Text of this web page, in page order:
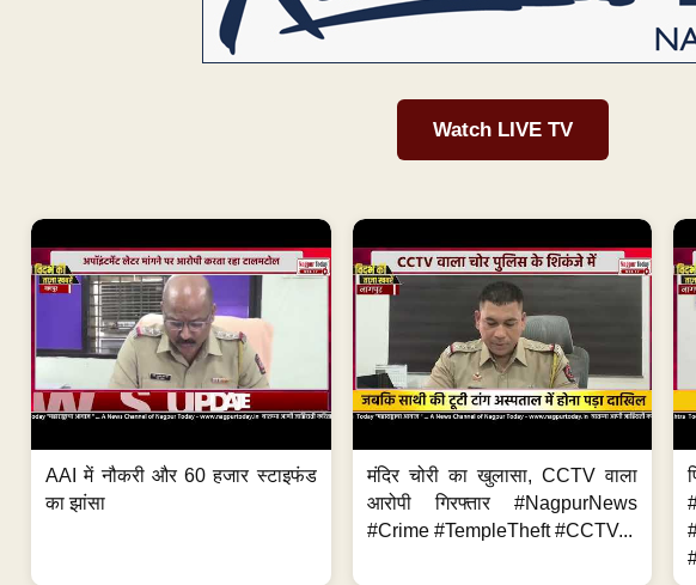
Watch LIVE TV
AAI में नौकरी और 60 हजार स्टाइफंड
का झांसा
मंदिर चोरी का खुलासा, CCTV वाला
आरोपी गिरफ्तार #NagpurNews
#Crime #TempleTheft #CCTV...